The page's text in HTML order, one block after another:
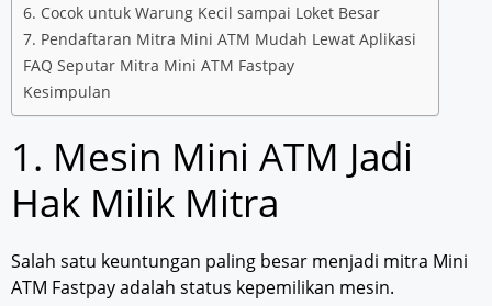
6. Cocok untuk Warung Kecil sampai Loket Besar
7. Pendaftaran Mitra Mini ATM Mudah Lewat Aplikasi
FAQ Seputar Mitra Mini ATM Fastpay
Kesimpulan
1. Mesin Mini ATM Jadi
Hak Milik Mitra
Salah satu keuntungan paling besar menjadi mitra Mini
ATM Fastpay adalah status kepemilikan mesin.